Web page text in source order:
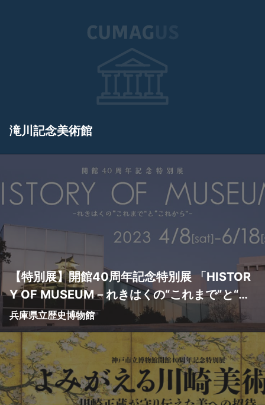
滝川記念美術館
【特別展】開館40周年記念特別展 「HISTOR
Y OF MUSEUM－れきはくの“これまで”と“こ
れから”－」
兵庫県立歴史博物館